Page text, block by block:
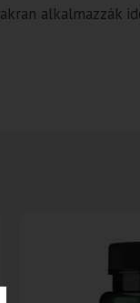
alkalmazzák